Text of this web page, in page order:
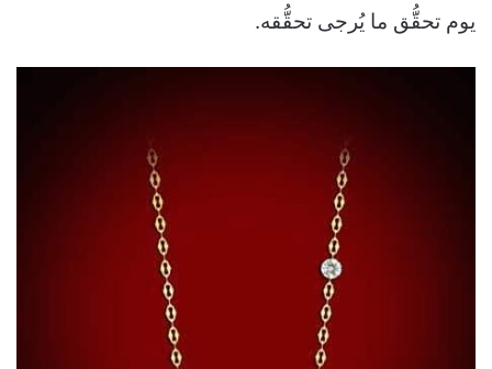
يوم تحقُّق ما يُرجى تحقُّقه.